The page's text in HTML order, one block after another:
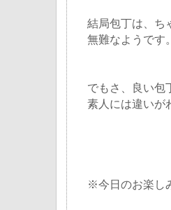
結局包丁は、ち
無難なようです。
でもさ、良い包
素人には違いが
※今日のお楽し